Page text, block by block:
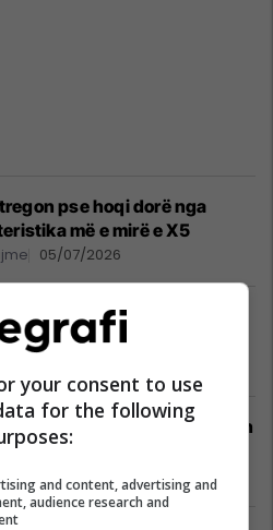
pse hoqi dorë nga
më e mirë e X5
05/07/2026
i ri bën histori me pesë lloje
X5 e re ka një fytyrë që askush
kishte parashikuar
30/06/2026
your consent to use
for the following
and content, advertising and
audience research and